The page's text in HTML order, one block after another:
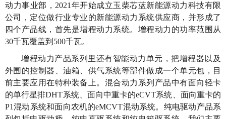
动力事业部，2021年开始成立玉柴芯蓝新能源动力科技有限
公司，定位做行业专业的新能源动力系统供应商，并形成了
四个产品线，首先是增程动力系统。增程动力的功率范围从
30千瓦覆盖到500千瓦。
增程动力产品系列里还有智能动力单元，把增程器以及
外围的控制器、油箱、供气系统等部件做成一个单元包，目
前主要应用在特种装备上。混合动力系列产品中有面向轻卡
的单行星排DHT系统、面向中重卡的eCVT系统、面向重卡的
P1混动系统和面向农机的eMCVT混动系统。纯电驱动产品系